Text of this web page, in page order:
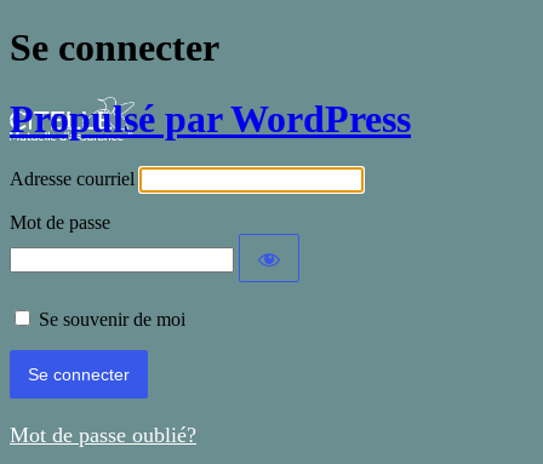
Se connecter
Propulsé par WordPress
Adresse courriel
Mot de passe
Se souvenir de moi
Mot de passe oublié?